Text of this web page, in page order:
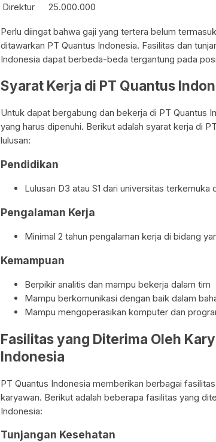
Direktur
25.000.000
Perlu diingat bahwa gaji yang tertera belum
ditawarkan PT Quantus Indonesia. Fasilitas dan
Indonesia dapat berbeda-beda tergantung pada
Syarat Kerja di PT Quantus
Untuk dapat bergabung dan bekerja di PT Quantus
yang harus dipenuhi. Berikut adalah syarat kerja di
lulusan:
Pendidikan
Lulusan D3 atau S1 dari universitas terkemuka
Pengalaman Kerja
Minimal 2 tahun pengalaman kerja di bidang
Kemampuan
Berpikir analitis dan mampu bekerja dalam tim
Mampu berkomunikasi dengan baik dalam
Mampu mengoperasikan komputer dan
Fasilitas yang Diterima Oleh
Indonesia
PT Quantus Indonesia memberikan berbagai
karyawan. Berikut adalah beberapa fasilitas yang
Indonesia:
Tunjangan Kesehatan